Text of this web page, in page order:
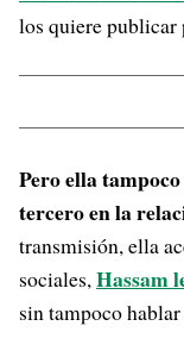
los quiere publicar
Pero ella
tercero en la
transmisión, ella
sociales,Hassam
sin tampoco